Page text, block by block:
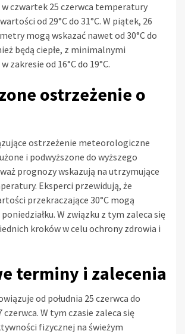
w czwartek 25 czerwca temperatury
od 29°C do 31°C. W piątek, 26
mogą wskazać nawet od 30°C do
będą ciepłe, z minimalnymi
zakresie od 16°C do 19°C.
ostrzeżenie o
ostrzeżenie meteorologiczne
i podwyższone do wyższego
prognozy wskazują na utrzymujące
Eksperci przewidują, że
przekraczające 30°C mogą
W związku z tym zaleca się
kroków w celu ochrony zdrowia i
terminy i zalecenia
od południa 25 czerwca do
czerwca. W tym czasie zaleca się
fizycznej na świeżym